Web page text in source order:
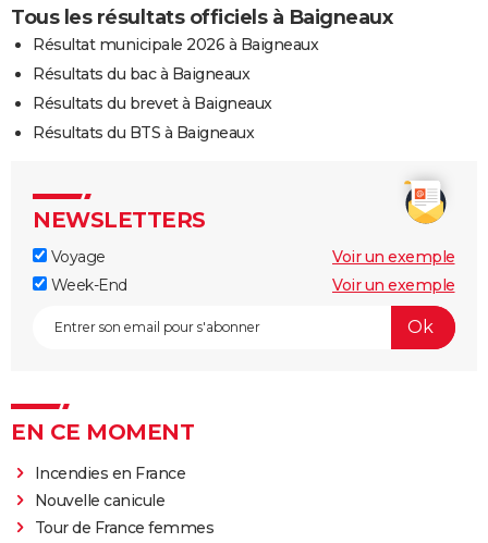
Tous les résultats officiels à Baigneaux
Résultat municipale 2026 à Baigneaux
Résultats du bac à Baigneaux
Résultats du brevet à Baigneaux
Résultats du BTS à Baigneaux
NEWSLETTERS
Voyage
Voir un exemple
Week-End
Voir un exemple
EN CE MOMENT
Incendies en France
Nouvelle canicule
Tour de France femmes